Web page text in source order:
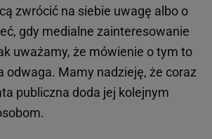
zwrócić na siebie uwagę albo o
gdy medialne zainteresowanie
uważamy, że mówienie o tym to
odwaga. Mamy nadzieję, że coraz
publiczna doda jej kolejnym